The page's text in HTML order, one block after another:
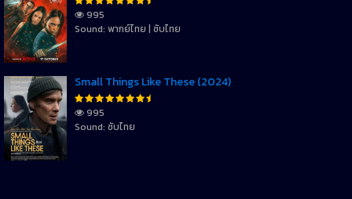
995
Sound: พากย์ไทย | ซับไทย
Small Things Like These (2024)
995
Sound: ซับไทย